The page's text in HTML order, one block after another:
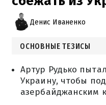
Денис Иваненко
ОСНОВНЫЕ ТЕЗИСЫ
Артур Рудько
Украину, чтобы
азербайджанским